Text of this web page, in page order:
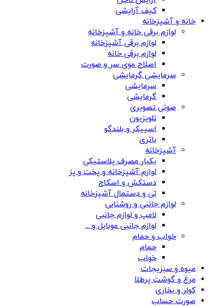
کیف آرایشی
خانه و آشپزخانه
لوازم برقی خانه و آشپزخانه
لوازم برقی آشپزخانه
لوازم برقی خانه
اصلاح موی سر و صورت
سرمایشی گرمایشی
سرمایشی
گرمایشی
صوتی تصویری
تلویزیون
اسپیکر و بلندگو
باتری
آشپزخانه
یکبار مصرف پلاستیکی
لوازم آشپزخانه و پخت و پز
دستکش و اسکاج
تی و دستمال آشپزخانه
لوازم جانبی و روشنایی
لامپ و لوازم جانبی
لوازم جانبی موبایل و ...
خواب و حمام
حمام
خواب
میوه و سبزیجات
مرغ و گوشت پرطلا
کولر و بخاری
صورت حساب